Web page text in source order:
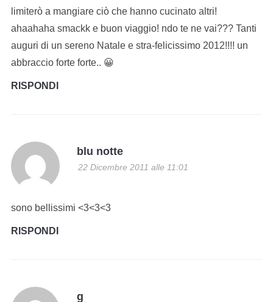
limiterò a mangiare ciò che hanno cucinato altri!
ahaahaha smackk e buon viaggio! ndo te ne vai??? Tanti
auguri di un sereno Natale e stra-felicissimo 2012!!!! un
abbraccio forte forte.. 😀
RISPONDI
blu notte
22 Dicembre 2011 alle 11:01
sono bellissimi <3<3<3
RISPONDI
g